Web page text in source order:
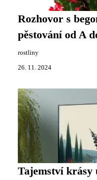
Rozhovor s
pěstování od A
rostliny
26. 11. 2024
Tajemství krásy